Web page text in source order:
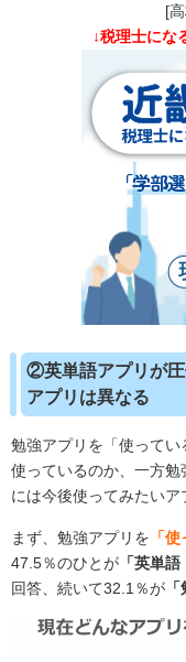
[
↓税理士にな
②英単語アプリが
アプリは異なる
勉強アプリを「使って
使っているのか、一方勉
には今後使ってみたいア
まず、勉強アプリを 「
47.5％のひとが 「英単
回答、続いて32.1％が